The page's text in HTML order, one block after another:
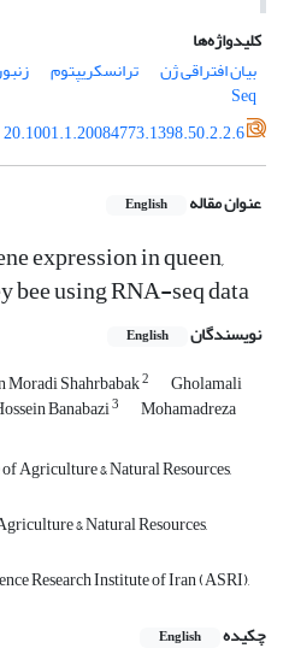
کلیدواژه‌ها
بیان افتراقی ژن
ترانسکریپتوم
Seq
20.1001.1.20084773.1398.50.2.2.6
عنوان مقاله English
expression in queen,
bee using RNA-seq data
نویسندگان English
Moradi Shahrbabak2 Gholamali
Banabazi3 Mohamadreza
Agriculture & Natural Resources,
& Natural Resources,
Research Institute of Iran (ASRI),
چکیده
English